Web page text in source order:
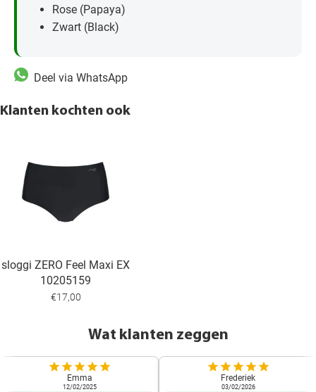
Rose (Papaya)
Zwart (Black)
Deel via WhatsApp
Klanten kochten ook
sloggi ZERO Feel Maxi EX
10205159
€17,00
Wat klanten zeggen
Emma
12/02/2025
Frederiek
03/02/2026